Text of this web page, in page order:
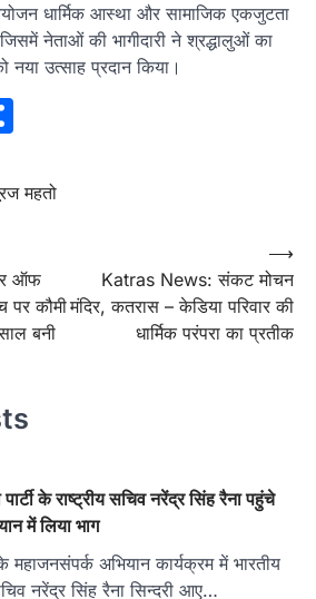
धार्मिक आस्था और सामाजिक एकजुटता
नेताओं की भागीदारी ने श्रद्धालुओं का
नया उत्साह प्रदान किया।
महतो
ऑफ
पर कौमी
बनी
Katras News: संकट मोचन
मंदिर, कतरास – केडिया परिवार की
धार्मिक परंपरा का प्रतीक
⟶
के राष्ट्रीय सचिव नरेंद्र सिंह रैना पहुंचे
में लिया भाग
महाजनसंपर्क अभियान कार्यक्रम में भारतीय
नरेंद्र सिंह रैना सिन्दरी आए…